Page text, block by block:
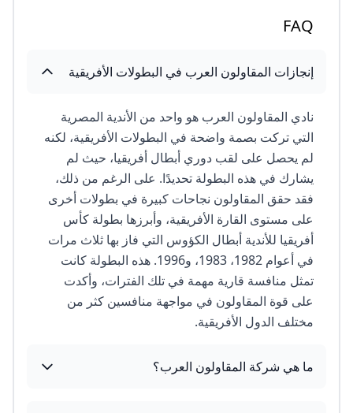
FAQ
إنجازات المقاولون العرب في البطولات الأفريقية
نادي المقاولون العرب هو واحد من الأندية المصرية
التي تركت بصمة واضحة في البطولات الأفريقية، لكنه
لم يحصل على لقب دوري أبطال أفريقيا، حيث لم
يشارك في هذه البطولة تحديدًا. على الرغم من ذلك،
فقد حقق المقاولون نجاحات كبيرة في بطولات أخرى
على مستوى القارة الأفريقية، وأبرزها بطولة كأس
أفريقيا للأندية أبطال الكؤوس التي فاز بها ثلاث مرات
في أعوام 1982، 1983، و1996. هذه البطولة كانت
تمثل منافسة قارية مهمة في تلك الفترات، وأكدت
على قوة المقاولون في مواجهة منافسين كثر من
مختلف الدول الأفريقية.
ما هي شركة المقاولون العرب؟